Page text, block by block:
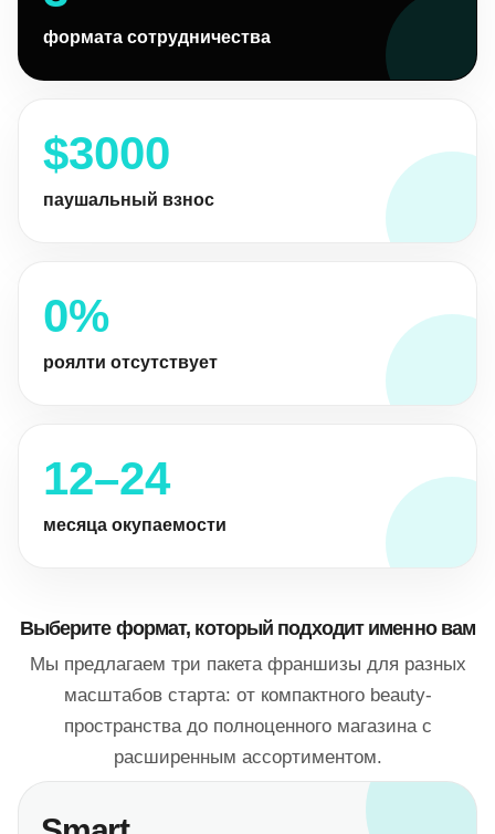
формата сотрудничества
$3000
паушальный взнос
0%
роялти отсутствует
12–24
месяца окупаемости
Выберите формат, который подходит именно вам
Мы предлагаем три пакета франшизы для разных
масштабов старта: от компактного beauty-
пространства до полноценного магазина с
расширенным ассортиментом.